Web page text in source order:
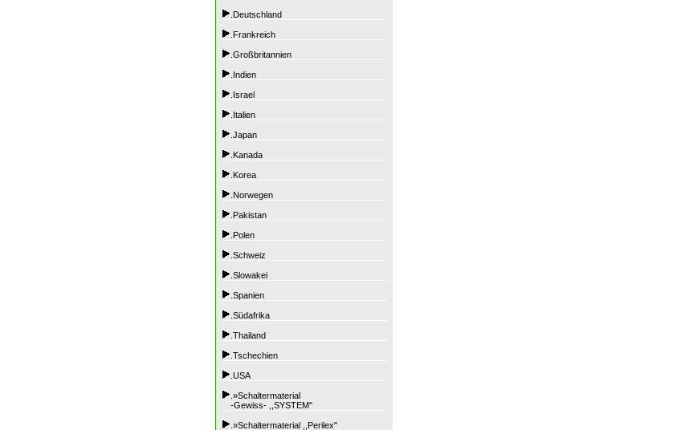
.Deutschland
.Frankreich
.Großbritannien
.Indien
.Israel
.Italien
.Japan
.Kanada
.Korea
.Norwegen
.Pakistan
.Polen
.Schweiz
.Slowakei
.Spanien
.Südafrika
.Thailand
.Tschechien
.USA
.»Schaltermaterial
-Gewiss- ,,SYSTEM"
.»Schaltermaterial ,,Perilex"